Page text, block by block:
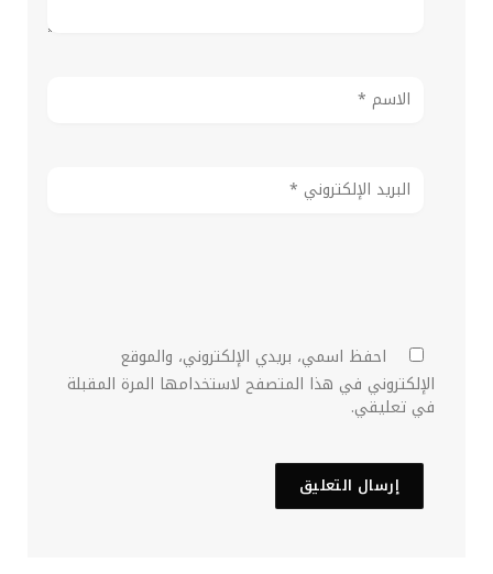
احفظ اسمي، بريدي الإلكتروني، والموقع
الإلكتروني في هذا المتصفح لاستخدامها المرة المقبلة
في تعليقي.